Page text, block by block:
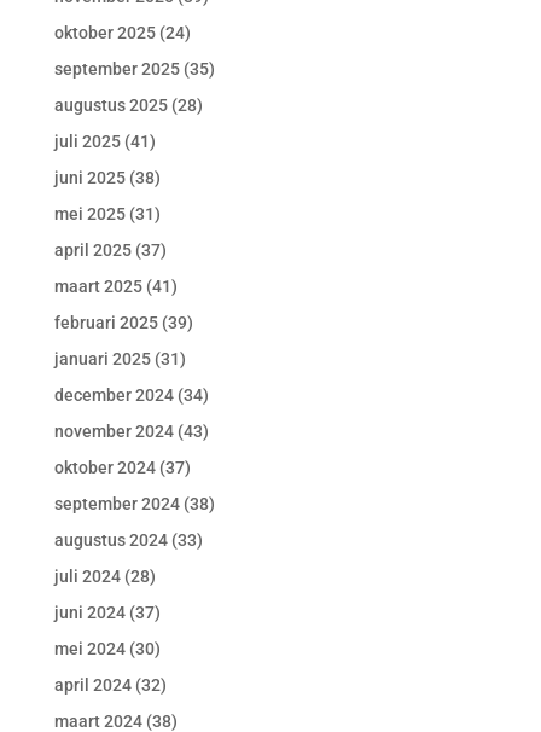
oktober 2025(24)
september 2025(35)
augustus 2025(28)
juli 2025(41)
juni 2025(38)
mei 2025(31)
april 2025(37)
maart 2025(41)
februari 2025(39)
januari 2025(31)
december 2024(34)
november 2024(43)
oktober 2024(37)
september 2024(38)
augustus 2024(33)
juli 2024(28)
juni 2024(37)
mei 2024(30)
april 2024(32)
maart 2024(38)